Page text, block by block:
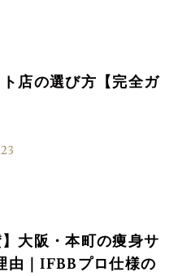
店の選び方【完全ガ
大阪・本町の痩身サ
由｜IFBBプロ仕様の